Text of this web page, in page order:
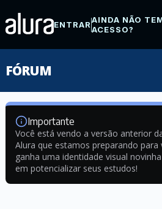
ENTRARAINDA NÃO
ACESSO?
FÓRUM
Importante
Você está vendo a versão anterior
Alura que estamos preparando para
ganha uma identidade visual
em potencializar seus estudos!